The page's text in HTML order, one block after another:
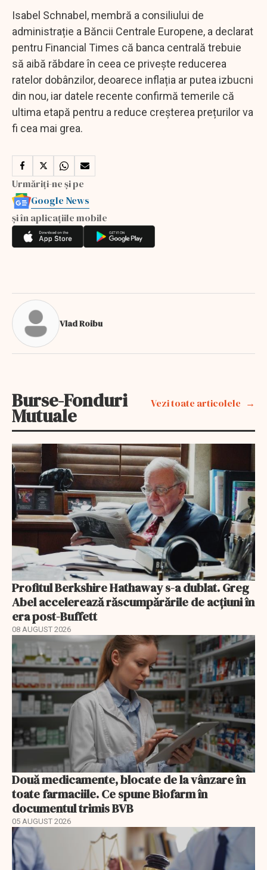
Isabel Schnabel, membră a consiliului de
administrație a Băncii Centrale Europene, a declarat
pentru Financial Times că banca centrală trebuie
să aibă răbdare în ceea ce privește reducerea
ratelor dobânzilor, deoarece inflația ar putea izbucni
din nou, iar datele recente confirmă temerile că
ultima etapă pentru a reduce creșterea prețurilor va
fi cea mai grea.
Urmăriți-ne și pe
Google News
și în aplicațiile mobile
Vlad Roibu
Burse-Fonduri
Mutuale
Vezi toate articolele
Profitul Berkshire Hathaway s-a dublat. Greg
Abel accelerează răscumpărările de acțiuni în
era post-Buffett
08 AUGUST 2026
Două medicamente, blocate de la vânzare în
toate farmaciile. Ce spune Biofarm în
documentul trimis BVB
05 AUGUST 2026